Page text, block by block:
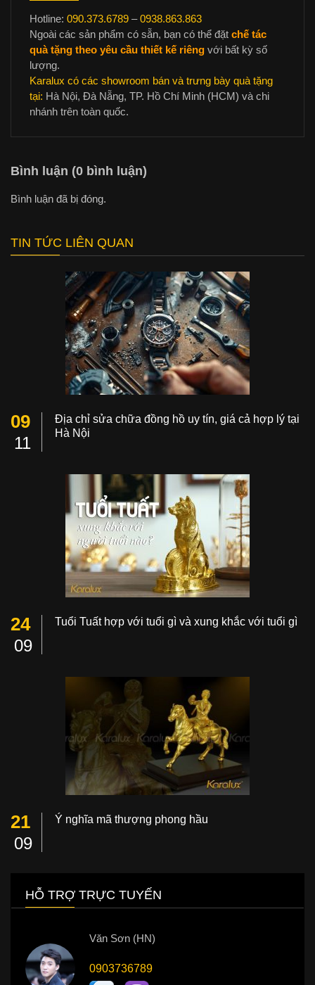
Hotline: 090.373.6789 –0938.863.863
Ngoài các sản phẩm có sẵn, bạn có thể đặt chế tác
quà tặng theo yêu cầu thiết kế riêng với bất kỳ số
lượng.
Karalux có các showroom bán và trưng bày quà tặng
tại: Hà Nội, Đà Nẵng, TP. Hồ Chí Minh (HCM) và chi
nhánh trên toàn quốc.
Bình luận (0 bình luận)
Bình luận đã bị đóng.
TIN TỨC LIÊN QUAN
09
11
Địa chỉ sửa chữa đồng hồ uy tín, giá cả hợp lý tại
Hà Nội
24
09
Tuổi Tuất hợp với tuổi gì và xung khắc với tuổi gì
21
09
Ý nghĩa mã thượng phong hầu
HỖ TRỢ TRỰC TUYẾN
Văn Sơn (HN)
0903736789